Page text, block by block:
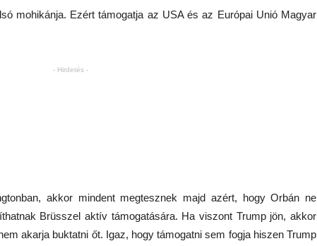
mohikánja. Ezért támogatja az USA és az Európai Unió Magyar
- Hirdetés -
akkor mindent megtesznek majd azért, hogy Orbán ne
Brüsszel aktív támogatására. Ha viszont Trump jön, akkor
akarja buktatni őt. Igaz, hogy támogatni sem fogja hiszen Trump